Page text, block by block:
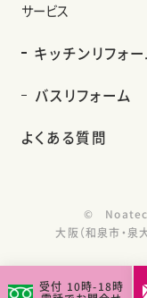
受付 10時-18時
サービス
キッチンリフォー
バスリフォーム
よくある質問
© Noatec
大阪（和泉市・泉